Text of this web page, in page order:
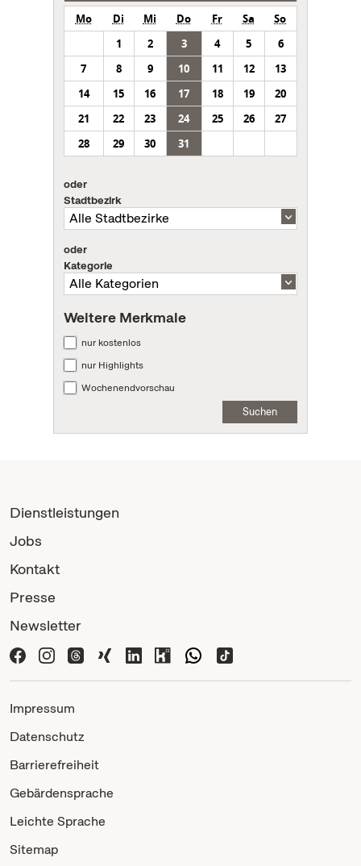
Mo Di Mi Do Fr Sa
So
1
2 3 4 5
6
7
8 9 10 11 12
13
14
15 16 17 18 19
20
21
22 23 24 25 26
27
28
29 30 31
oder
Stadtbezirk
oder
Kategorie
Weitere Merkmale
nur kostenlos
nur Highlights
Wochenendvorschau
Suchen
Dienstleistungen
Jobs
Kontakt
Presse
Newsletter
Impressum
Datenschutz
Barrierefreiheit
Gebärdensprache
Leichte Sprache
Sitemap